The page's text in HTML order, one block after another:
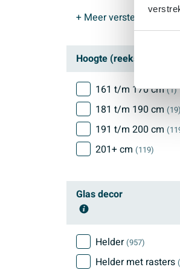
+ Meerverstelbereik
Hoogte (reeks)
161 t/m 170 cm(1)
181 t/m 190 cm (19)
191 t/m 200 cm
201+ cm (119)
Glas decor
Helder(957)
Helder met rasters